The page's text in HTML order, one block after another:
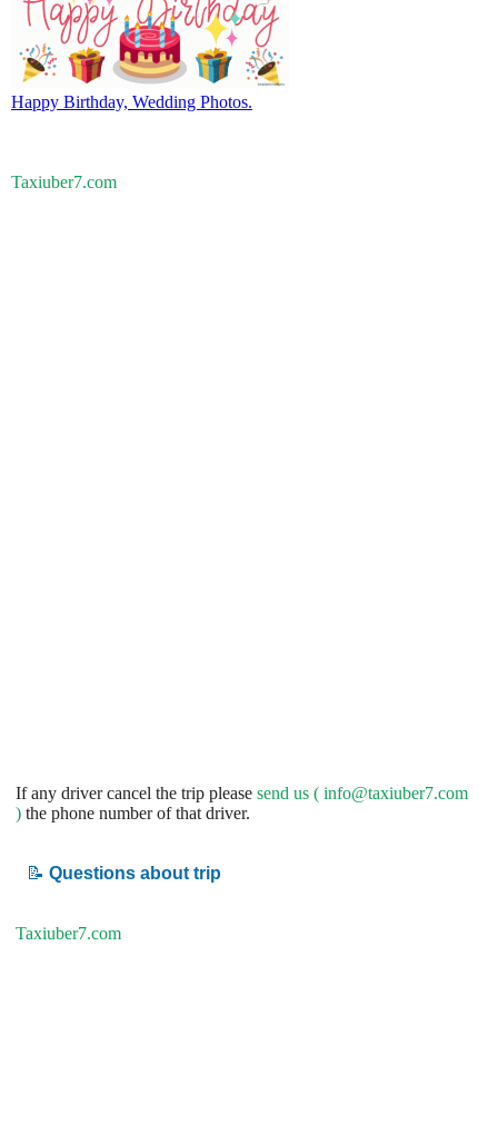
Happy Birthday, Wedding Photos.
Taxiuber7.com
If any driver cancel the trip please send us ( info@taxiuber7.com
) the phone number of that driver.
📝 Questions about trip
Taxiuber7.com